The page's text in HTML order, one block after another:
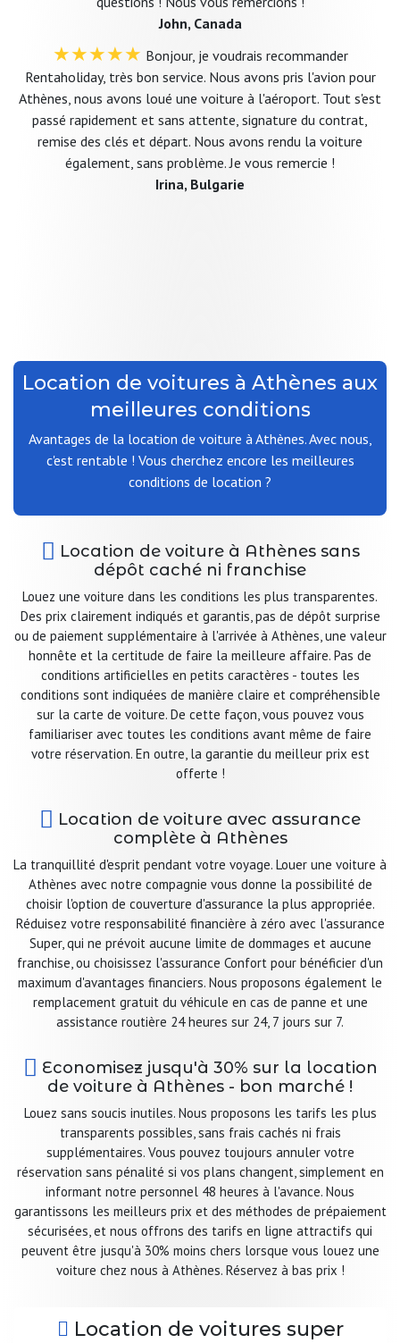
John, Canada
★★★★★ Bonjour, je voudrais recommander
Rentaholiday, très bon service. Nous avons pris l'avion pour
Athènes, nous avons loué une voiture à l'aéroport. Tout s'est
passé rapidement et sans attente, signature du contrat,
remise des clés et départ. Nous avons rendu la voiture
également, sans problème. Je vous remercie !
Irina, Bulgarie
Location de voitures à Athènes aux
meilleures conditions
Avantages de la location de voiture à Athènes. Avec nous,
c'est rentable ! Vous cherchez encore les meilleures
conditions de location ?
Location de voiture à Athènes sans
dépôt caché ni franchise
Louez une voiture dans les conditions les plus transparentes.
Des prix clairement indiqués et garantis, pas de dépôt surprise
ou de paiement supplémentaire à l'arrivée à Athènes, une valeur
honnête et la certitude de faire la meilleure affaire. Pas de
conditions artificielles en petits caractères - toutes les
conditions sont indiquées de manière claire et compréhensible
sur la carte de voiture. De cette façon, vous pouvez vous
familiariser avec toutes les conditions avant même de faire
votre réservation. En outre, la garantie du meilleur prix est
offerte !
Location de voiture avec assurance
complète à Athènes
La tranquillité d'esprit pendant votre voyage. Louer une voiture à
Athènes avec notre compagnie vous donne la possibilité de
choisir l'option de couverture d'assurance la plus appropriée.
Réduisez votre responsabilité financière à zéro avec l'assurance
Super, qui ne prévoit aucune limite de dommages et aucune
franchise, ou choisissez l'assurance Confort pour bénéficier d'un
maximum d'avantages financiers. Nous proposons également le
remplacement gratuit du véhicule en cas de panne et une
assistance routière 24 heures sur 24, 7 jours sur 7.
Economisez jusqu'à 30% sur la location
de voiture à Athènes - bon marché !
Louez sans soucis inutiles. Nous proposons les tarifs les plus
transparents possibles, sans frais cachés ni frais
supplémentaires. Vous pouvez toujours annuler votre
réservation sans pénalité si vos plans changent, simplement en
informant notre personnel 48 heures à l'avance. Nous
garantissons les meilleurs prix et des méthodes de prépaiement
sécurisées, et nous offrons des tarifs en ligne attractifs qui
peuvent être jusqu'à 30% moins chers lorsque vous louez une
voiture chez nous à Athènes. Réservez à bas prix !
Location de voitures super